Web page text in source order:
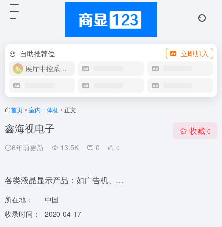
自助推荐位
立即加入
展厅中控系统OEM
首页 • 室内一体机 • 正文
鑫海视电子
6年前更新 13.5K 0 0
收藏 0
各类液晶显示产品：如广告机、…
所在地：
中国
收录时间：
2020-04-17